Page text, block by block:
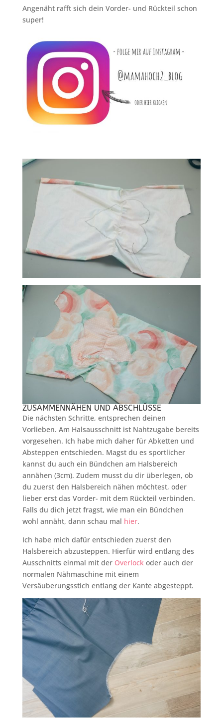
Angenäht rafft sich dein Vorder- und Rückteil schon
super!
ZUSAMMENNÄHEN UND ABSCHLÜSSE
Die nächsten Schritte, entsprechen deinen
Vorlieben. Am Halsausschnitt ist Nahtzugabe bereits
vorgesehen. Ich habe mich daher für Abketten und
Absteppen entschieden. Magst du es sportlicher
kannst du auch ein Bündchen am Halsbereich
annähen (3cm). Zudem musst du dir überlegen, ob
du zuerst den Halsbereich nähen möchtest, oder
lieber erst das Vorder- mit dem Rückteil verbinden.
Falls du dich jetzt fragst, wie man ein Bündchen
wohl annäht, dann schau mal hier.
Ich habe mich dafür entschieden zuerst den
Halsbereich abzusteppen. Hierfür wird entlang des
Ausschnitts einmal mit der Overlockoder auch der
normalen Nähmaschine mit einem
Versäuberungsstich entlang der Kante abgesteppt.